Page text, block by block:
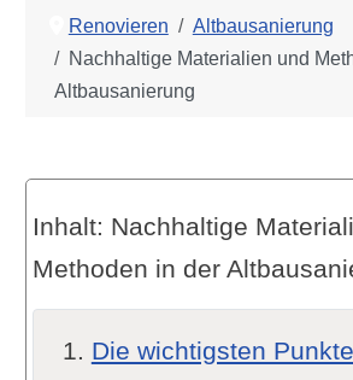
Renovieren
Altbausanierung
Nachhaltige Materialien und
Altbausanierung
Inhalt: Nachhaltige
Methoden in der
Die wichtigsten